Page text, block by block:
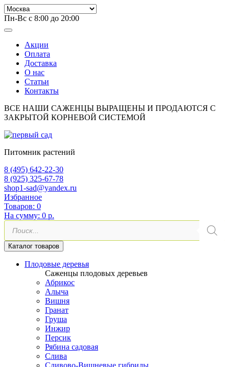
Пн-Вс с 8:00 до 20:00
Акции
Оплата
Доставка
О нас
Статьи
Контакты
ВСЕ НАШИ САЖЕНЦЫ ВЫРАЩЕНЫ И ПРОДАЮТСЯ С
ЗАКРЫТОЙ КОРНЕВОЙ СИСТЕМОЙ
Питомник растений
8 (495) 642-22-30
8 (925) 325-67-78
shop1-sad@yandex.ru
Избранное
Товаров: 0
На сумму: 0 р.
Поиск
товаров
Каталог товаров
Плодовые деревья
Саженцы плодовых деревьев
Абрикос
Алыча
Вишня
Гранат
Груша
Инжир
Персик
Рябина садовая
Слива
Сливово-Вишневые гибриды